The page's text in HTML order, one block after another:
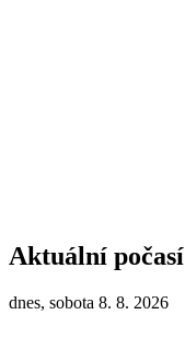
Aktuální počasí
dnes, sobota 8. 8. 2026